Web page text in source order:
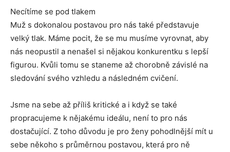
Necítíme se pod tlakem
Muž s dokonalou postavou pro nás také představuje
velký tlak. Máme pocit, že se mu musíme vyrovnat, aby
nás neopustil a nenašel si nějakou konkurentku s lepší
figurou. Kvůli tomu se staneme až chorobně závislé na
sledování svého vzhledu a následném cvičení.
Jsme na sebe až příliš kritické a i když se také
propracujeme k nějakému ideálu, není to pro nás
dostačující. Z toho důvodu je pro ženy pohodlnější mít u
sebe někoho s průměrnou postavou, která pro ně